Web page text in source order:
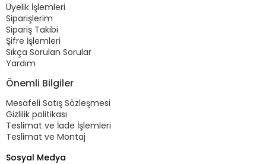
Üyelik İşlemleri
Siparişlerim
Sipariş Takibi
Şifre İşlemleri
Sıkça Sorulan Sorular
Yardım
Önemli Bilgiler
Mesafeli Satış Sözleşmesi
Gizlilik politikası
Teslimat ve İade İşlemleri
Teslimat ve Montaj
Sosyal Medya